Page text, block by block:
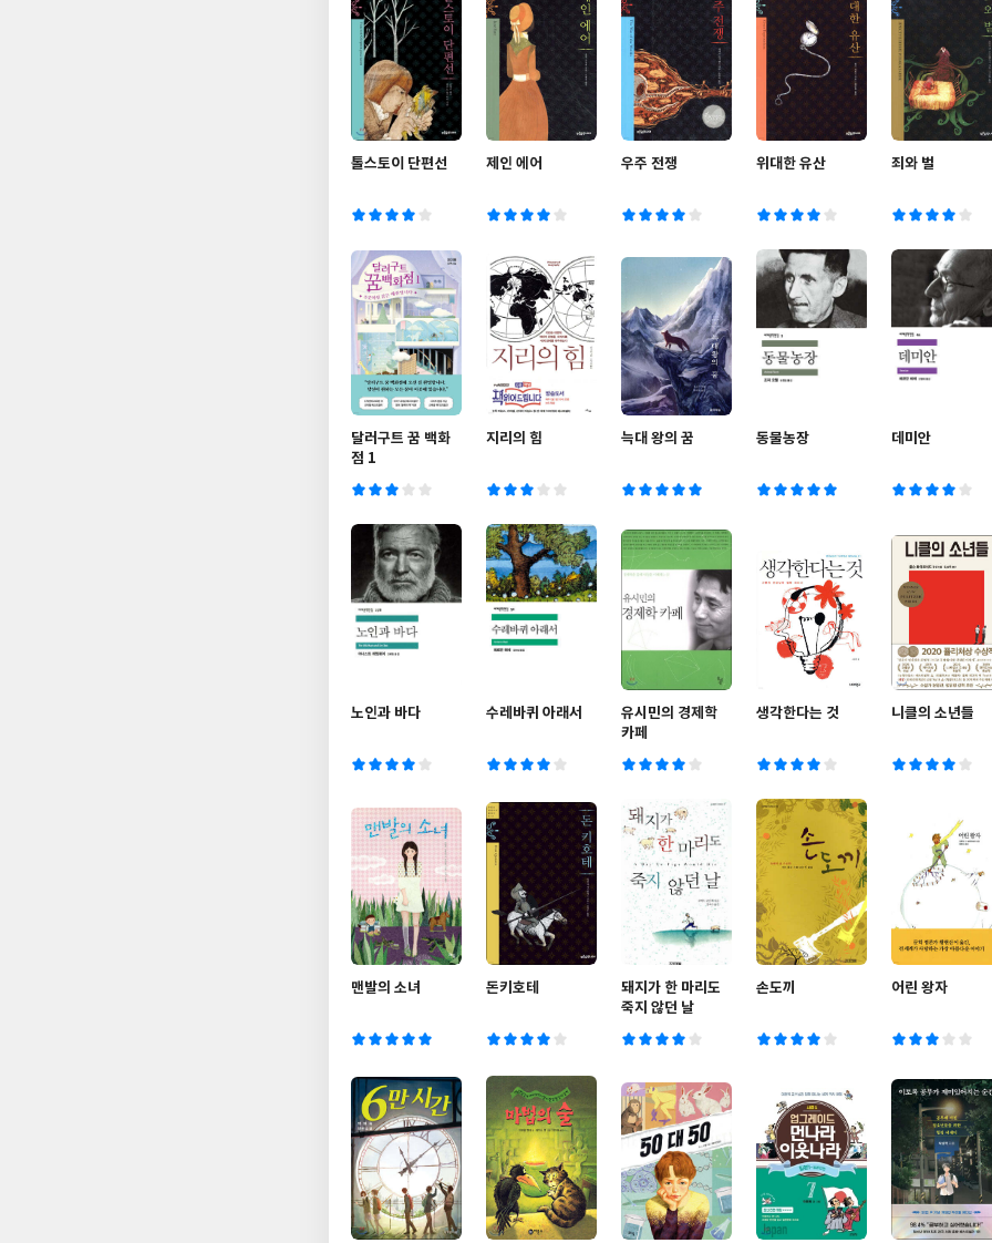
톨스토이 단편선 제인 에어 우주 전쟁 위대한 유산 죄와 벌
달러구트 꿈 백화
점 1
지리의 힘 늑대 왕의 꿈 동물농장 데미안
노인과 바다 수레바퀴 아래서
유시민의 경제학
카페
생각한다는 것 니클의 소년들
맨발의 소녀 돈키호테
돼지가 한 마리도
죽지 않던 날
손도끼 어린 왕자